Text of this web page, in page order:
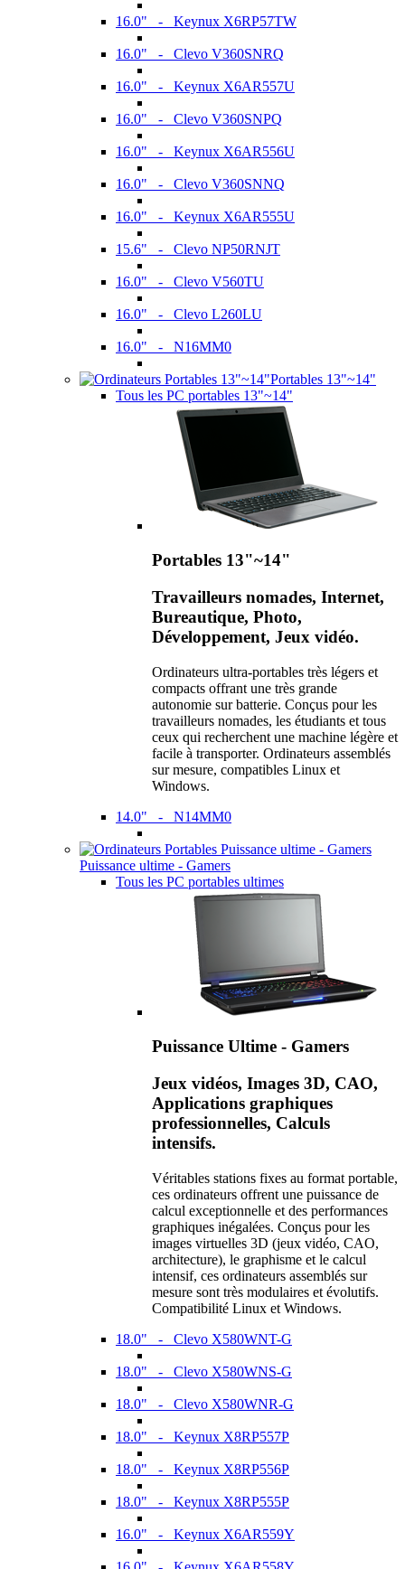
16.0" - Keynux X6RP57TW
16.0" - Clevo V360SNRQ
16.0" - Keynux X6AR557U
16.0" - Clevo V360SNPQ
16.0" - Keynux X6AR556U
16.0" - Clevo V360SNNQ
16.0" - Keynux X6AR555U
15.6" - Clevo NP50RNJT
16.0" - Clevo V560TU
16.0" - Clevo L260LU
16.0" - N16MM0
Portables 13"~14"
Tous les PC portables 13"~14"
Portables 13"~14"
Travailleurs nomades, Internet,
Bureautique, Photo,
Développement, Jeux vidéo.
Ordinateurs ultra-portables très légers et
compacts offrant une très grande
autonomie sur batterie. Conçus pour les
travailleurs nomades, les étudiants et tous
ceux qui recherchent une machine légère et
facile à transporter. Ordinateurs assemblés
sur mesure, compatibles Linux et
Windows.
14.0" - N14MM0
Puissance ultime - Gamers
Tous les PC portables ultimes
Puissance Ultime - Gamers
Jeux vidéos, Images 3D, CAO,
Applications graphiques
professionnelles, Calculs
intensifs.
Véritables stations fixes au format portable,
ces ordinateurs offrent une puissance de
calcul exceptionnelle et des performances
graphiques inégalées. Conçus pour les
images virtuelles 3D (jeux vidéo, CAO,
architecture), le graphisme et le calcul
intensif, ces ordinateurs assemblés sur
mesure sont très modulaires et évolutifs.
Compatibilité Linux et Windows.
18.0" - Clevo X580WNT-G
18.0" - Clevo X580WNS-G
18.0" - Clevo X580WNR-G
18.0" - Keynux X8RP557P
18.0" - Keynux X8RP556P
18.0" - Keynux X8RP555P
16.0" - Keynux X6AR559Y